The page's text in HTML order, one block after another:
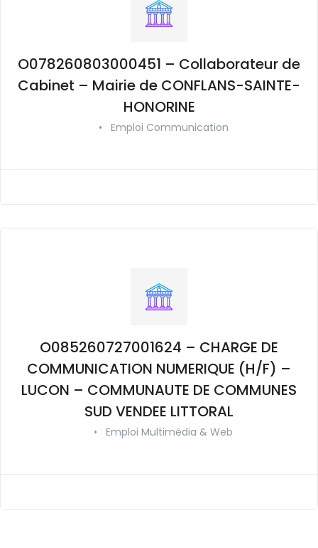
O078260803000451 – Collaborateur de
Cabinet – Mairie de CONFLANS-SAINTE-
HONORINE
• Emploi Communication
O085260727001624 – CHARGE DE
COMMUNICATION NUMERIQUE (H/F) –
LUCON – COMMUNAUTE DE COMMUNES
SUD VENDEE LITTORAL
• Emploi Multimédia & Web